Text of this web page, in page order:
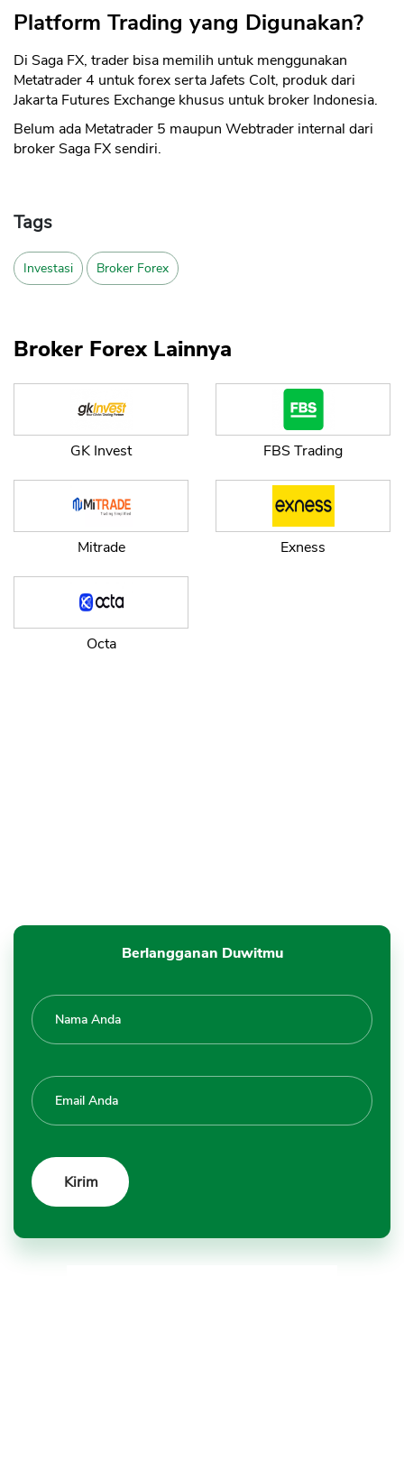
Platform Trading yang Digunakan?
Di Saga FX, trader bisa memilih untuk menggunakan
Metatrader 4 untuk forex serta Jafets Colt, produk dari
Jakarta Futures Exchange khusus untuk broker Indonesia.
Belum ada Metatrader 5 maupun Webtrader internal dari
broker Saga FX sendiri.
Tags
Investasi Broker Forex
Broker Forex Lainnya
GK Invest FBS Trading
Mitrade Exness
Octa
Berlangganan Duwitmu